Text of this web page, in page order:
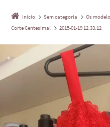
Início Sem categoria
Os
Corte Centesimal
2015-01-19 12.33.12